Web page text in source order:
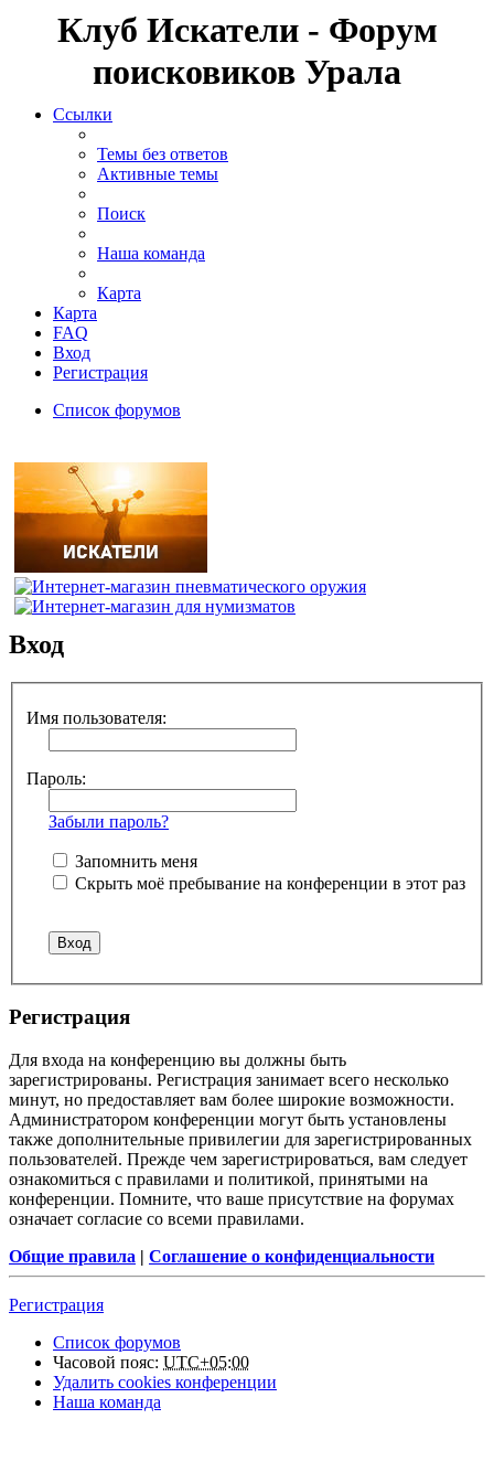
Клуб Искатели - Форум
поисковиков Урала
Ссылки
Темы без ответов
Активные темы
Поиск
Наша команда
Карта
Карта
FAQ
Вход
Регистрация
Список форумов
Вход
Имя пользователя:
Пароль:
Забыли пароль?
Запомнить меня
Скрыть моё пребывание на конференции в этот раз
Регистрация
Для входа на конференцию вы должны быть
зарегистрированы. Регистрация занимает всего несколько
минут, но предоставляет вам более широкие возможности.
Администратором конференции могут быть установлены
также дополнительные привилегии для зарегистрированных
пользователей. Прежде чем зарегистрироваться, вам следует
ознакомиться с правилами и политикой, принятыми на
конференции. Помните, что ваше присутствие на форумах
означает согласие со всеми правилами.
Общие правила | Соглашение о конфиденциальности
Регистрация
Список форумов
Часовой пояс: UTC+05:00
Удалить cookies конференции
Наша команда